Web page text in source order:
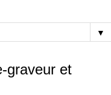
▼
graveur et